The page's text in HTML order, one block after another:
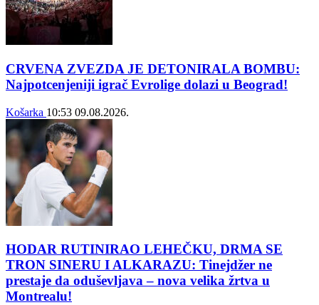
CRVENA ZVEZDA JE DETONIRALA BOMBU:
Najpotcenjeniji igrač Evrolige dolazi u Beograd!
Košarka 10:53 09.08.2026.
HODAR RUTINIRAO LEHEČKU, DRMA SE
TRON SINERU I ALKARAZU: Tinejdžer ne
prestaje da oduševljava – nova velika žrtva u
Montrealu!